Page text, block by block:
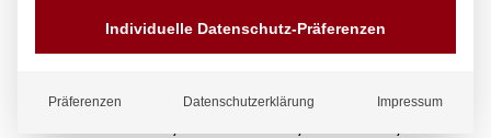
Deckel für Gastronorm-Behälter,
Individuelle Datenschutz-Präferenzen
Präferenzen Datenschutzerklärung Impressum